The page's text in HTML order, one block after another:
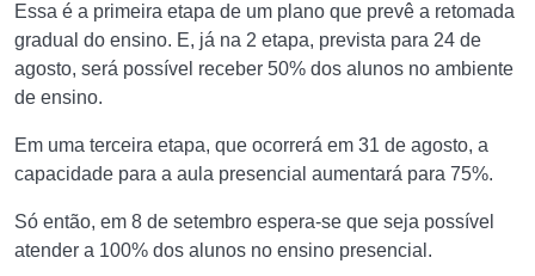
Essa é a primeira etapa de um plano que prevê a retomada
gradual do ensino. E, já na 2 etapa, prevista para 24 de
agosto, será possível receber 50% dos alunos no ambiente
de ensino.
Em uma terceira etapa, que ocorrerá em 31 de agosto, a
capacidade para a aula presencial aumentará para 75%.
Só então, em 8 de setembro espera-se que seja possível
atender a 100% dos alunos no ensino presencial.